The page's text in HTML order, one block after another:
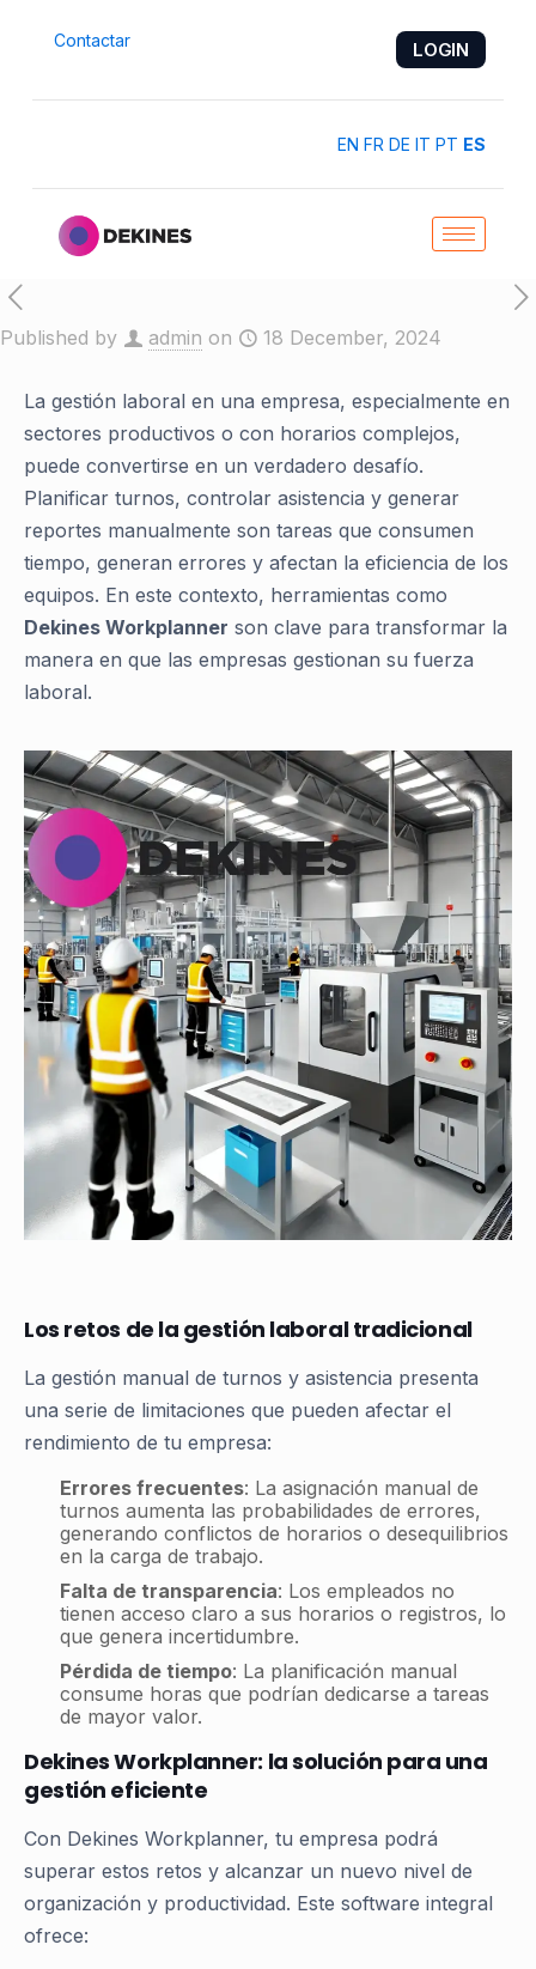
Contactar LOGIN
EN FR DE IT PT ES
Published by admin on 18 December, 2024
La gestión laboral en una empresa, especialmente en
sectores productivos o con horarios complejos,
puede convertirse en un verdadero desafío.
Planificar turnos, controlar asistencia y generar
reportes manualmente son tareas que consumen
tiempo, generan errores y afectan la eficiencia de los
equipos. En este contexto, herramientas como
Dekines Workplanner son clave para transformar la
manera en que las empresas gestionan su fuerza
laboral.
Los retos de la gestión laboral tradicional
La gestión manual de turnos y asistencia presenta
una serie de limitaciones que pueden afectar el
rendimiento de tu empresa:
Errores frecuentes: La asignación manual de
turnos aumenta las probabilidades de errores,
generando conflictos de horarios o desequilibrios
en la carga de trabajo.
Falta de transparencia: Los empleados no
tienen acceso claro a sus horarios o registros, lo
que genera incertidumbre.
Pérdida de tiempo: La planificación manual
consume horas que podrían dedicarse a tareas
de mayor valor.
Dekines Workplanner: la solución para una
gestión eficiente
Con Dekines Workplanner, tu empresa podrá
superar estos retos y alcanzar un nuevo nivel de
organización y productividad. Este software integral
ofrece: